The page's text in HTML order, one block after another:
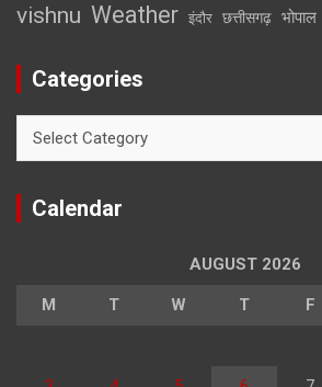
vishnu Weather इंदौर छत्तीसगढ़ भोपाल
Categories
Calendar
AUGUST 2026
M T W T F